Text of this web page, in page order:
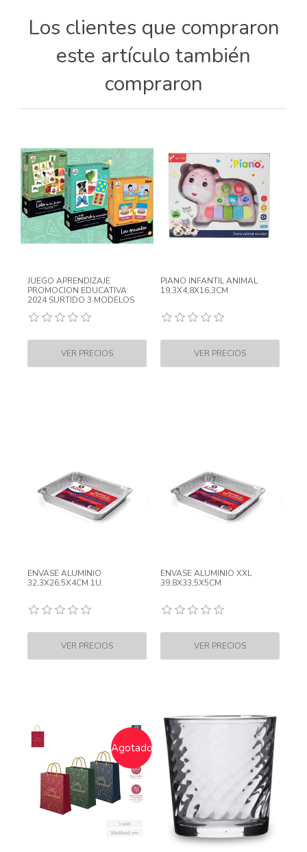
Los clientes que compraron
este artículo también
compraron
JUEGO APRENDIZAJE
PROMOCION EDUCATIVA
2024 SURTIDO 3 MODELOS
PIANO INFANTIL ANIMAL
19,3X4,8X16,3CM
ENVASE ALUMINIO
32,3X26,5X4CM 1U.
ENVASE ALUMINIO XXL
39,8X33,5X5CM
Agotado